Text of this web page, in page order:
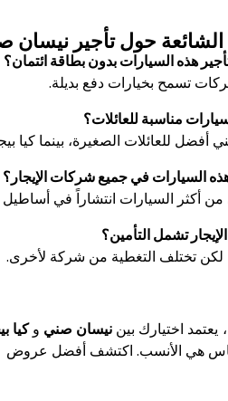
الشائعة حول تأجير نيسان
هذه السيارات بدون بطاقة ائتمان؟
تسمح بخيارات دفع بديلة.
مناسبة للعائلات؟
أفضل للعائلات الصغيرة، بينما كيا
السيارات في جميع شركات الإيجار؟
أكثر السيارات انتشاراً في أساطيل
تشمل التأمين؟
لكن تختلف التغطية من شركة لأخرى.
يعتمد اختيارك بيننيسان صني وكيا
هي الأنسب. اكتشف أفضل عروض